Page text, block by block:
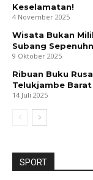
Keselamatan!
4 November 2025
Wisata Bukan
Subang
9 Oktober 2025
Ribuan Buku
Telukjambe Barat
14 Juli 2025
SPORT